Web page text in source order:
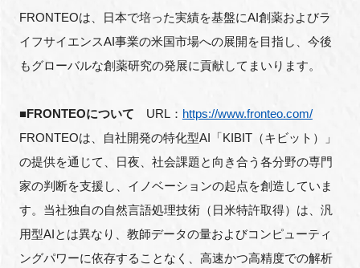
FRONTEOは、日本で培った実績を基盤にAI創薬およびラ
イフサイエンスAI事業の米国市場への展開を目指し、今後
もグローバルな創薬研究の発展に貢献してまいります。
■FRONTEOについて URL： https://www.fronteo.com/
FRONTEOは、自社開発の特化型AI「KIBIT（キビット）」
の提供を通じて、日夜、社会課題と向き合う各分野の専門
家の判断を支援し、イノベーションの起点を創造していま
す。当社独自の自然言語処理技術（日米特許取得）は、汎
用型AIとは異なり、教師データの量およびコンピューティ
ングパワーに依存することなく、高速かつ高精度での解析